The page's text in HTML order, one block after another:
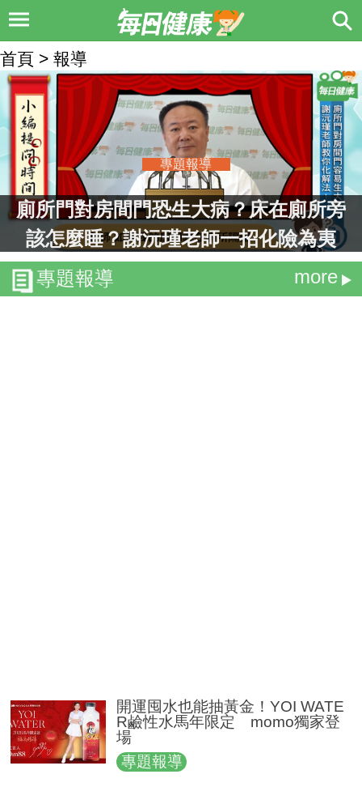
首頁 > 報導
專題報導
廁所門對房間門恐生大病？床在廁所旁
該怎麼睡？謝沅瑾老師一招化險為夷
專題報導
more
開運囤水也能抽黃金！YOI WATE
R鹼性水馬年限定 momo獨家登
場
專題報導